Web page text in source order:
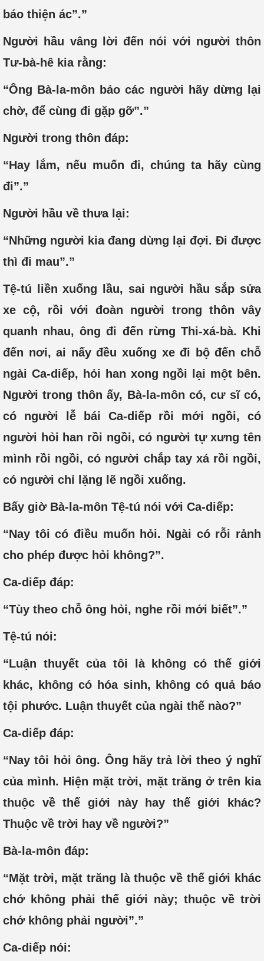
báo thiện ác”.”
Người hầu vâng lời đến nói với người thôn
Tư-bà-hê kia rằng:
“Ông Bà-la-môn bảo các người hãy dừng lại
chờ, để cùng đi gặp gỡ”.”
Người trong thôn đáp:
“Hay lắm, nếu muốn đi, chúng ta hãy cùng
đi”.”
Người hầu về thưa lại:
“Những người kia đang dừng lại đợi. Đi được
thì đi mau”.”
Tệ-tú liền xuống lầu, sai người hầu sắp sửa
xe cộ, rồi với đoàn người trong thôn vây
quanh nhau, ông đi đến rừng Thi-xá-bà. Khi
đến nơi, ai nấy đều xuống xe đi bộ đến chỗ
ngài Ca-diếp, hỏi han xong ngồi lại một bên.
Người trong thôn ấy, Bà-la-môn có, cư sĩ có,
có người lễ bái Ca-diếp rồi mới ngồi, có
người hỏi han rồi ngồi, có người tự xưng tên
mình rồi ngồi, có người chắp tay xá rồi ngồi,
có người chỉ lặng lẽ ngồi xuống.
Bấy giờ Bà-la-môn Tệ-tú nói với Ca-diếp:
“Nay tôi có điều muốn hỏi. Ngài có rỗi rảnh
cho phép được hỏi không?”.
Ca-diếp đáp:
“Tùy theo chỗ ông hỏi, nghe rồi mới biết”.”
Tệ-tú nói:
“Luận thuyết của tôi là không có thế giới
khác, không có hóa sinh, không có quả báo
tội phước. Luận thuyết của ngài thế nào?”
Ca-diếp đáp:
“Nay tôi hỏi ông. Ông hãy trả lời theo ý nghĩ
của mình. Hiện mặt trời, mặt trăng ở trên kia
thuộc về thế giới này hay thế giới khác?
Thuộc về trời hay về người?”
Bà-la-môn đáp:
“Mặt trời, mặt trăng là thuộc về thế giới khác
chớ không phải thế giới này; thuộc về trời
chớ không phải người”.”
Ca-diếp nói: